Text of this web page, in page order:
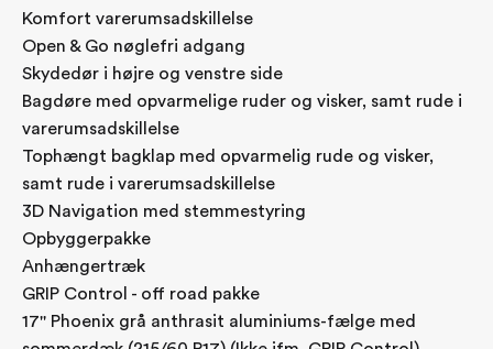
El-betjente sideruder med antiklem og one-touch i
begge sider
Intelligent fartpilot med skiltegenkendelse og
advarsel ved for høj hastighed.
Vognbaneassistent, holder automatisk bilen i sin
vognbane, er aktiv ved 65-180 km/t
Avanceret nødbremsesystem, advarer om
kollissionsrisiko og bremser bilen ned
Automatisk fjernlys
Træthedsdetektor
Dæktryksadvarsel
Adaptiv fartpilot
Selealarmer på alle pladser
Komfort varerumsadskillelse
Open & Go nøglefri adgang
Skydedør i højre og venstre side
Bagdøre med opvarmelige ruder og visker, samt rude i
varerumsadskillelse
Tophængt bagklap med opvarmelig rude og visker,
samt rude i varerumsadskillelse
3D Navigation med stemmestyring
Opbyggerpakke
Anhængertræk
GRIP Control - off road pakke
17'' Phoenix grå anthrasit aluminiums-fælge med